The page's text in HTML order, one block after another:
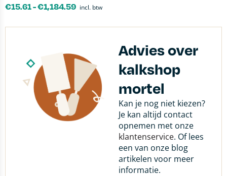
€15.61-€1,184.59 incl. btw
Advies over
kalkshop
mortel
Kan je nog niet kiezen?
Je kan altijd contact
opnemen met onze
klantenservice. Of lees
een van onze blog
artikelen voor meer
informatie.